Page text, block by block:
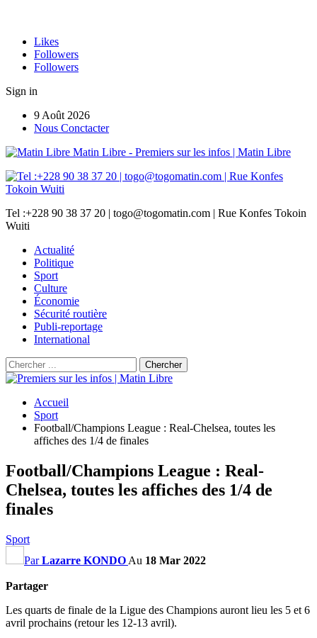
Likes
Followers
Followers
Sign in
9 Août 2026
Nous Conctacter
Matin Libre - Premiers sur les infos | Matin Libre
Tel :+228 90 38 37 20 | togo@togomatin.com | Rue Konfes Tokoin
Wuiti
Actualité
Politique
Sport
Culture
Économie
Sécurité routière
Publi-reportage
International
Accueil
Sport
Football/Champions League : Real-Chelsea, toutes les
affiches des 1/4 de finales
Football/Champions League : Real-
Chelsea, toutes les affiches des 1/4 de
finales
Sport
ParLazarre KONDO Au 18 Mar 2022
Partager
Les quarts de finale de la Ligue des Champions auront lieu les 5 et 6
avril prochains (retour les 12-13 avril).